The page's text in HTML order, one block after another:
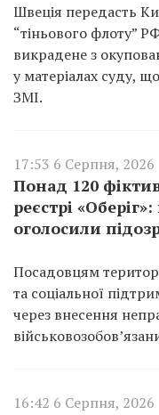
Швеція передасть
“тіньового флоту”
викрадене з
у матеріалах суду,
ЗМІ.
17:53 6 Серпня, 2026
Понад 120
реєстрі
оголосили
Посадовцям
та соціальної
через внесення
16:42 6 Серпня, 2026